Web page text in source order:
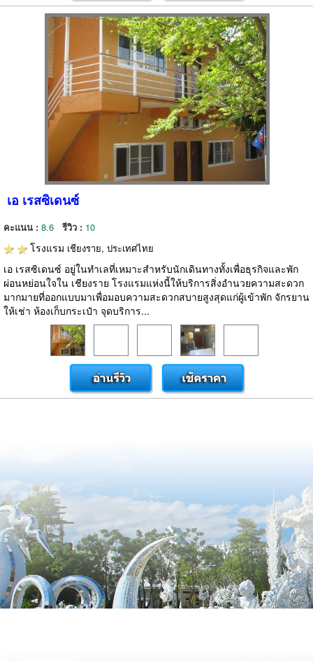
เอ เรสซิเดนซ์
คะแนน : 8.6 รีวิว : 10
โรงแรม เชียงราย, ประเทศไทย
เอ เรสซิเดนซ์ อยู่ในทำเลที่เหมาะสำหรับนักเดินทางทั้งเพื่อธุรกิจและพัก
ผ่อนหย่อนใจใน เชียงราย โรงแรมแห่งนี้ให้บริการสิ่งอำนวยความสะดวก
มากมายที่ออกแบบมาเพื่อมอบความสะดวกสบายสูงสุดแก่ผู้เข้าพัก จักรยาน
ให้เช่า ห้องเก็บกระเป๋า จุดบริการ...